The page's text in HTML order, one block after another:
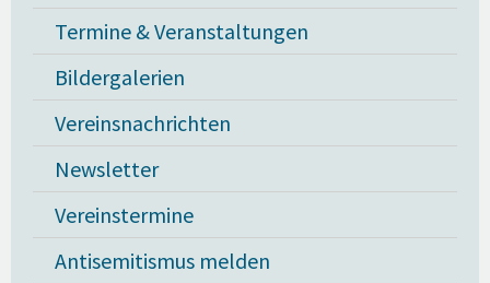
Termine & Veranstaltungen
Bildergalerien
Vereinsnachrichten
Newsletter
Vereinstermine
Antisemitismus melden